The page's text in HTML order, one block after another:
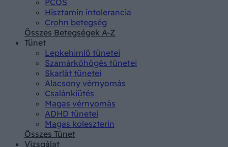
Hisztamin intolerancia
Crohn betegség
Összes Betegségek A-Z
Tünet
Lepkehimlő tünetei
Szamárköhögés tünetei
Skarlát tünetei
Alacsony vérnyomás
Csalánkiütés
Magas vérnyomás
ADHD tünetei
Magas koleszterin
Összes Tünet
Vizsgálat